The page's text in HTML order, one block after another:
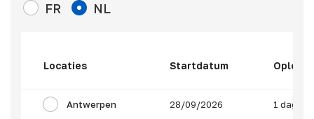
FR NL
Locaties Startdatum
Antwerpen 28/09/2026 1 dag